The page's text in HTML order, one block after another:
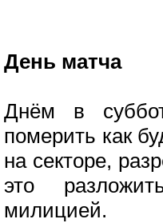
День матча
Днём в
померить как
на секторе,
это
милицией.